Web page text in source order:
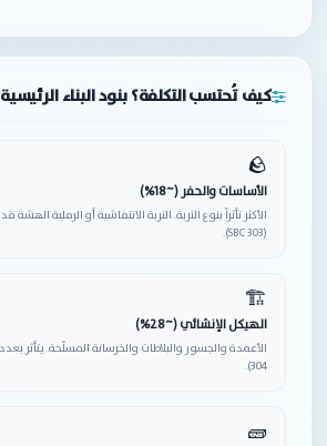
كيف تُحتسب التكلفة؟ بنود البناء الرئيسية
🪨
الأساسات والحفر (~18%)
(SBC 303).
🏗
الهيكل الإنشائي (~28%)
304).
🧱